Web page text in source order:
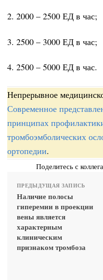
2. 2000 – 2500 ЕД в час;
3. 2500 – 3000 ЕД в час;
4. 2500 – 5000 ЕД в час.
Непрерывное
Современное
принципах
тромбоэмболических
ортопедии.
Поделитесь с
ПРЕДЫДУЩАЯ ЗАПИСЬ
Наличие полосы
гиперемии в проекции
вены является
характерным
клиническим
признаком тромбоза